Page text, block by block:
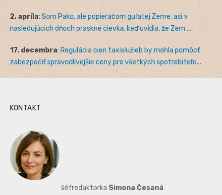
2. apríla: Som Pako, ale popieračom guľatej Zeme, asi v
nasledujúcich dňoch praskne cievka, keď uvidia, že Zem ...
17. decembra: Regulácia cien taxislužieb by mohla pomôcť
zabezpečiť spravodlivejšie ceny pre všetkých spotrebiteľo...
KONTAKT
šéfredaktorka Simona Česaná